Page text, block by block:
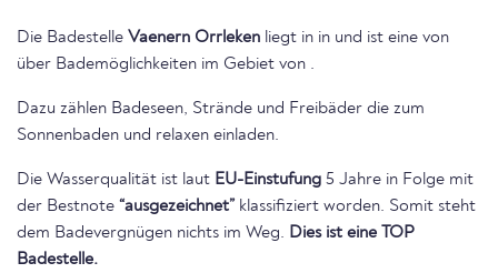
Die Badestelle Vaenern Orrleken liegt in in und ist eine von
über Bademöglichkeiten im Gebiet von .
Dazu zählen Badeseen, Strände und Freibäder die zum
Sonnenbaden und relaxen einladen.
Die Wasserqualität ist laut EU-Einstufung 5 Jahre in Folge mit
der Bestnote “ausgezeichnet”
dem Badevergnügen nichts im Weg. Dies ist eine TOP
Badestelle.